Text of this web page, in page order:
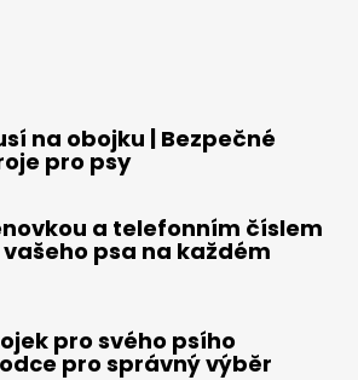
na obojku | Bezpečné
pro psy
a telefonním číslem
psa na každém
pro svého psího
pro správný výběr